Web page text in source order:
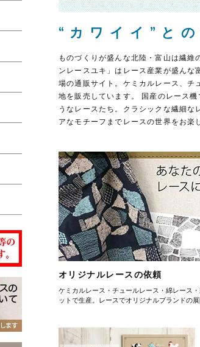
“カワイイ”と
ものづくりが盛んな北陸・富山は繊維
ンレースユキ」はレース産業が盛んな
場の通販サイト。ケミカルレース、チ
地を販売しています。 国産のレース
うなレースたち。クラシックな繊細な
アなモチーフまでレースの世界をお楽
オリジナルレースの依頼
ケミカルレース・チュールレース・綿レース
ットで生産。レースでオリジナルブランドの展